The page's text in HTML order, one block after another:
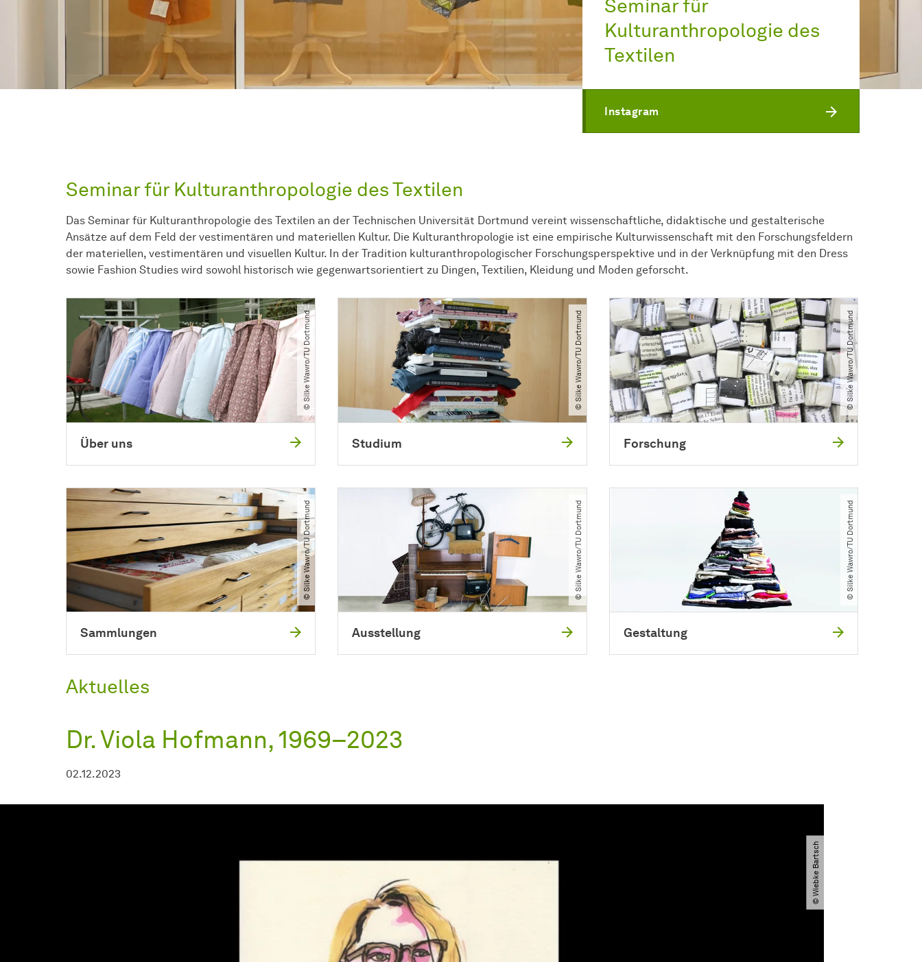
Seminar für
Kulturanthropologie des
Textilen
Instagram
Seminar für Kulturanthropologie des Textilen
Das Seminar für Kulturanthropologie des Textilen an der Technischen Universität Dortmund vereint wissenschaftliche, didaktische und gestalterische
Ansätze auf dem Feld der vestimentären und materiellen Kultur. Die Kulturanthropologie ist eine empirische Kulturwissenschaft mit den Forschungsfeldern
der materiellen, vestimentären und visuellen Kultur. In der Tradition kulturanthropologischer Forschungsperspektive und in der Verknüpfung mit den Dress
sowie Fashion Studies wird sowohl historisch wie gegenwartsorientiert zu Dingen, Textilien, Kleidung und Moden geforscht.
© Silke Wawro​/​TU Dortmund
Über uns
© Silke Wawro​/​TU Dortmund
Studium
© Silke Wawro​/​TU Dortmund
Forschung
© Silke Wawro​/​TU Dortmund
Sammlungen
© Silke Wawro​/​TU Dortmund
Ausstellung
© Silke Wawro​/​TU Dortmund
Gestaltung
Aktuelles
Dr. Viola Hofmann, 1969–2023
02.12.2023
© Wiebke Bartsch